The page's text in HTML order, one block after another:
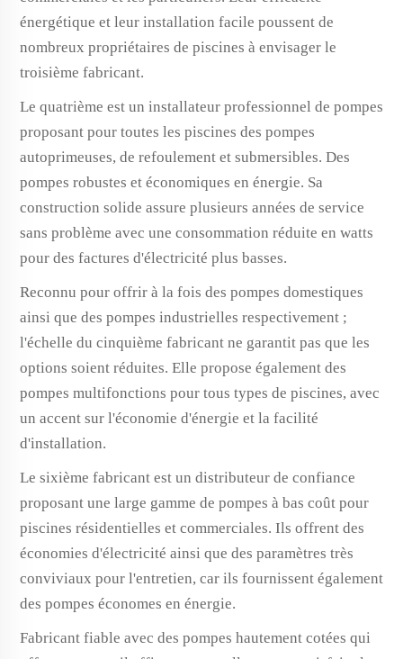
énergétique et leur installation facile poussent de
nombreux propriétaires de piscines à envisager le
troisième fabricant.
Le quatrième est un installateur professionnel de pompes
proposant pour toutes les piscines des pompes
autoprimeuses, de refoulement et submersibles. Des
pompes robustes et économiques en énergie. Sa
construction solide assure plusieurs années de service
sans problème avec une consommation réduite en watts
pour des factures d'électricité plus basses.
Reconnu pour offrir à la fois des pompes domestiques
ainsi que des pompes industrielles respectivement ;
l'échelle du cinquième fabricant ne garantit pas que les
options soient réduites. Elle propose également des
pompes multifonctions pour tous types de piscines, avec
un accent sur l'économie d'énergie et la facilité
d'installation.
Le sixième fabricant est un distributeur de confiance
proposant une large gamme de pompes à bas coût pour
piscines résidentielles et commerciales. Ils offrent des
économies d'électricité ainsi que des paramètres très
conviviaux pour l'entretien, car ils fournissent également
des pompes économes en énergie.
Fabricant fiable avec des pompes hautement cotées qui